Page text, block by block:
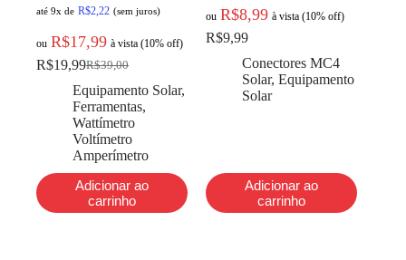
até 9x de R$2,22 (sem juros)
ou R$17,99 à vista (10% off)
R$39,00
R$19,99
Equipamento Solar,
Ferramentas,
Wattímetro
Voltímetro
Amperímetro
Adicionar ao
carrinho
ou R$8,99 à vista (10% off)
R$9,99
Conectores MC4
Solar,Equipamento
Solar
Adicionar ao
carrinho